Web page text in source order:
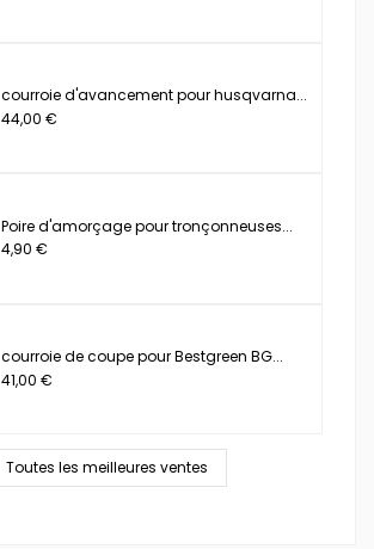
courroie d'avancement pour husqvarna...
44,00 €
Poire d'amorçage pour tronçonneuses...
4,90 €
courroie de coupe pour Bestgreen BG...
41,00 €
Toutes les meilleures ventes